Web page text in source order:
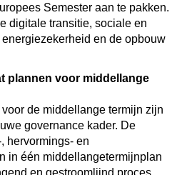
Semester aan te pakken.
digitale transitie, sociale en
en de opbouw
plannen voor middellange
de middellange termijn zijn
governance kader. De
hervormings- en
in één middellangetermijnplan
en gestroomlijnd proces.